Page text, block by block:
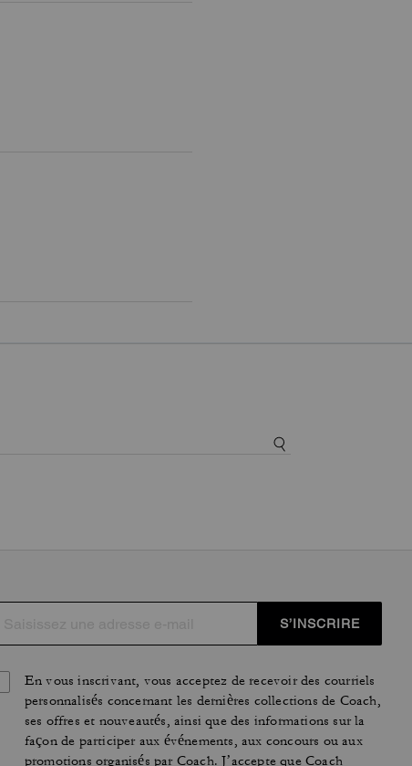
S’INSCRIRE
En vous inscrivant, vous acceptez de recevoir des courriels
personnalisés concernant les dernières collections de Coach,
ses offres et nouveautés, ainsi que des informations sur la
façon de participer aux événements, aux concours ou aux
promotions organisés par Coach. J’accepte que Coach